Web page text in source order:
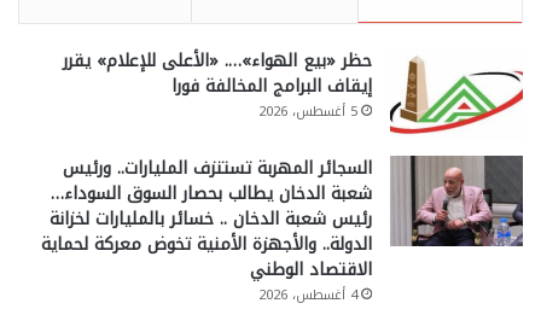
حظر «بيع الهواء»…. «الأعلى للإعلام» يقرر
إيقاف البرامج المخالفة فورا
5 أغسطس، 2026
السجائر المهربة تستنزف المليارات.. ورئيس
شعبة الدخان يطالب بحصار السوق السوداء…
رئيس شعبة الدخان .. خسائر بالمليارات لخزانة
الدولة.. والأجهزة الأمنية تخوض معركة لحماية
الاقتصاد الوطني
4 أغسطس، 2026